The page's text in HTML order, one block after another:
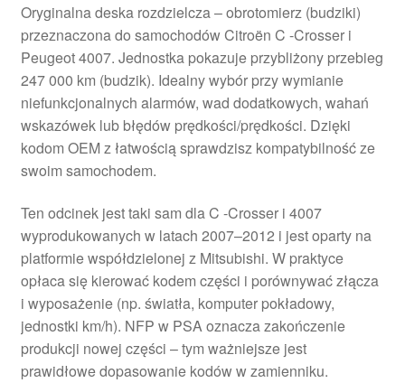
Oryginalna deska rozdzielcza – obrotomierz (budziki)
przeznaczona do samochodów Citroën C -Crosser i
Peugeot 4007. Jednostka pokazuje przybliżony przebieg
247 000 km (budzik). Idealny wybór przy wymianie
niefunkcjonalnych alarmów, wad dodatkowych, wahań
wskazówek lub błędów prędkości/prędkości. Dzięki
kodom OEM z łatwością sprawdzisz kompatybilność ze
swoim samochodem.
Ten odcinek jest taki sam dla C -Crosser i 4007
wyprodukowanych w latach 2007–2012 i jest oparty na
platformie współdzielonej z Mitsubishi. W praktyce
opłaca się kierować kodem części i porównywać złącza
i wyposażenie (np. światła, komputer pokładowy,
jednostki km/h). NFP w PSA oznacza zakończenie
produkcji nowej części – tym ważniejsze jest
prawidłowe dopasowanie kodów w zamienniku.